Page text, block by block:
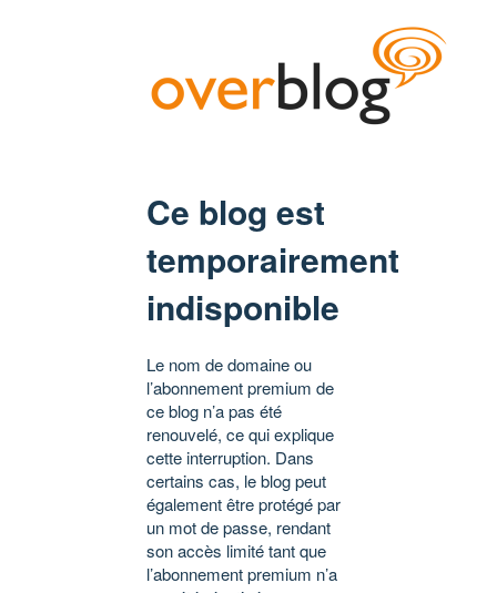
Ce blog est
temporairement
indisponible
Le nom de domaine ou
l’abonnement premium de
ce blog n’a pas été
renouvelé, ce qui explique
cette interruption. Dans
certains cas, le blog peut
également être protégé par
un mot de passe, rendant
son accès limité tant que
l’abonnement premium n’a